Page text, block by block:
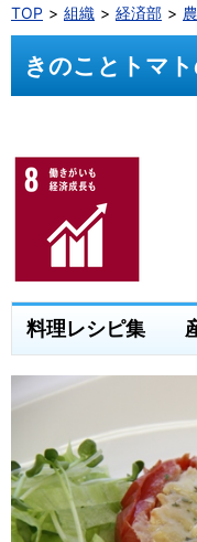
TOP
組織 経済部
きのことトマ
料理レシピ集 産